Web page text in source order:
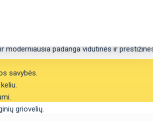
moderniausia padanga vidutinės ir
savybės.
griovelių.